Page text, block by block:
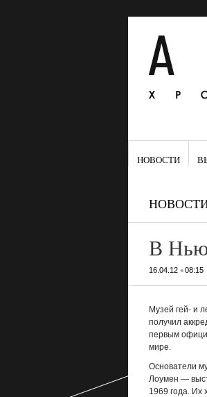
НОВОСТИ
В
16.04.12•08:15
Музей гей- и
получил
первым
мире.
Основатели
Лоумен —
1969 года. Их